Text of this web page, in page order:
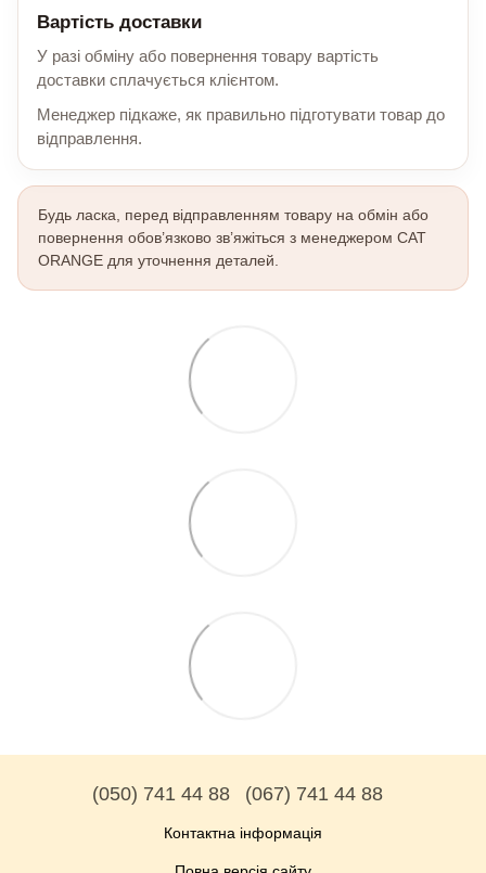
Вартість доставки
У разі обміну або повернення товару вартість
доставки сплачується клієнтом.
Менеджер підкаже, як правильно підготувати товар до
відправлення.
Будь ласка, перед відправленням товару на обмін або
повернення обов’язково зв’яжіться з менеджером CAT
ORANGE для уточнення деталей.
(050) 741 44 88 (067) 741 44 88
Контактна інформація